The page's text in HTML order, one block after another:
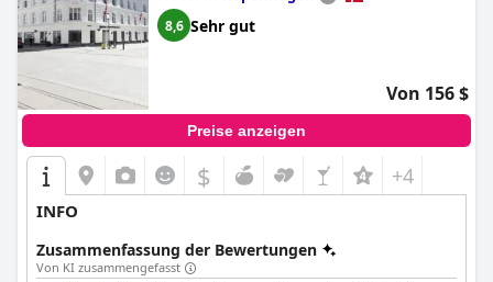
8,6 Sehr gut
Von 156 $
Preise anzeigen
$ +4
INFO
Zusammenfassung der Bewertungen
Von KI zusammengefasst